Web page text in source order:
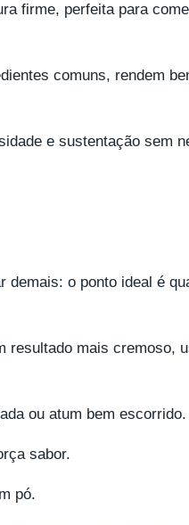
firme, perfeita para
comuns, rendem
e sustentação sem
demais: o ponto ideal é
resultado mais cremoso,
ou atum bem escorrido.
sabor.
pó.